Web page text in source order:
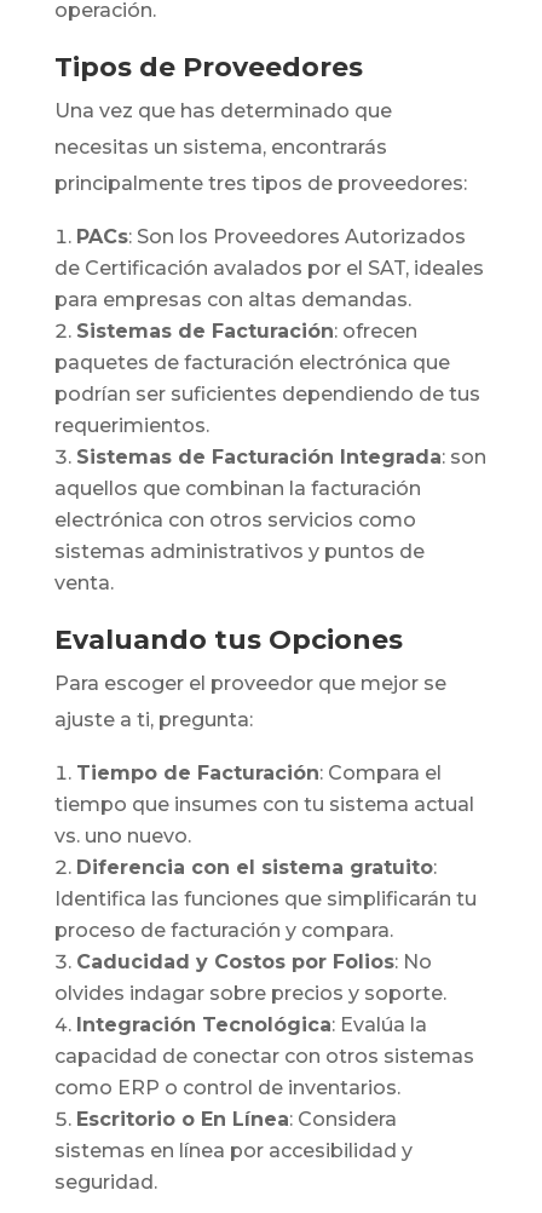
operación.
Tipos de Proveedores
Una vez que has determinado que
necesitas un sistema, encontrarás
principalmente tres tipos de proveedores:
PACs: Son los Proveedores Autorizados
de Certificación avalados por el SAT, ideales
para empresas con altas demandas.
Sistemas de Facturación: ofrecen
paquetes de facturación electrónica que
podrían ser suficientes dependiendo de tus
requerimientos.
Sistemas de Facturación Integrada: son
aquellos que combinan la facturación
electrónica con otros servicios como
sistemas administrativos y puntos de
venta.
Evaluando tus Opciones
Para escoger el proveedor que mejor se
ajuste a ti, pregunta:
Tiempo de Facturación: Compara el
tiempo que insumes con tu sistema actual
vs. uno nuevo.
Diferencia con el sistema gratuito:
Identifica las funciones que simplificarán tu
proceso de facturación y compara.
Caducidad y Costos por Folios: No
olvides indagar sobre precios y soporte.
Integración Tecnológica: Evalúa la
capacidad de conectar con otros sistemas
como ERP o control de inventarios.
Escritorio o En Línea: Considera
sistemas en línea por accesibilidad y
seguridad.